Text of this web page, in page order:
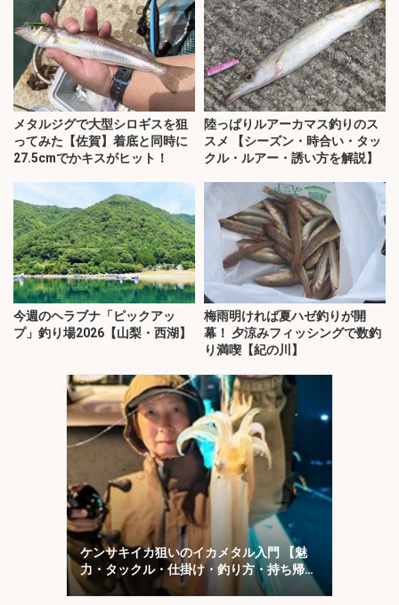
メタルジグで大型シロギスを狙
ってみた【佐賀】着底と同時に
27.5cmでかキスがヒット！
陸っぱりルアーカマス釣りのス
スメ 【シーズン・時合い・タッ
クル・ルアー・誘い方を解説】
今週のヘラブナ「ピックアッ
プ」釣り場2026【山梨・西湖】
梅雨明ければ夏ハゼ釣りが開
幕！ 夕涼みフィッシングで数釣
り満喫【紀の川】
ケンサキイカ狙いのイカメタル入門 【魅
力・タックル・仕掛け・釣り方・持ち帰り
方を解説】